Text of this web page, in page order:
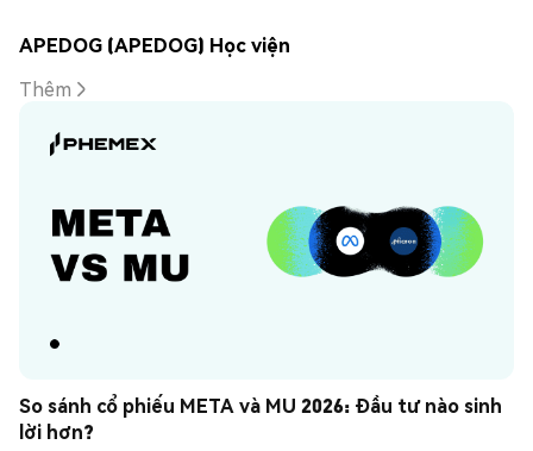
APEDOG (APEDOG) Học viện
Thêm
So sánh cổ phiếu META và MU 2026: Đầu tư nào sinh
lời hơn?